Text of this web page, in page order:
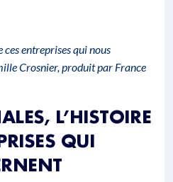
entreprises qui nous
Crosnier, produit par France
L’HISTOIRE
QUI